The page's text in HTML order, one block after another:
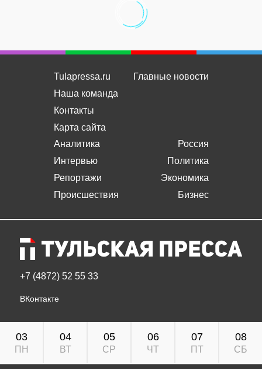
Tulapressa.ru
Наша команда
Контакты
Карта сайта
Главные новости
Аналитика
Интервью
Репортажи
Происшествия
Россия
Политика
Экономика
Бизнес
+7 (4872) 52 55 33
ВКонтакте
03
ПН
04
ВТ
05
СР
06
ЧТ
07
ПТ
08
СБ